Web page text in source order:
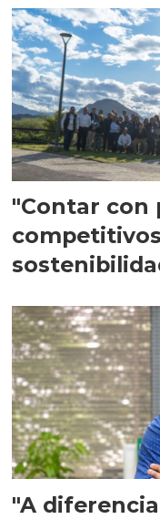
"Contar con
"A